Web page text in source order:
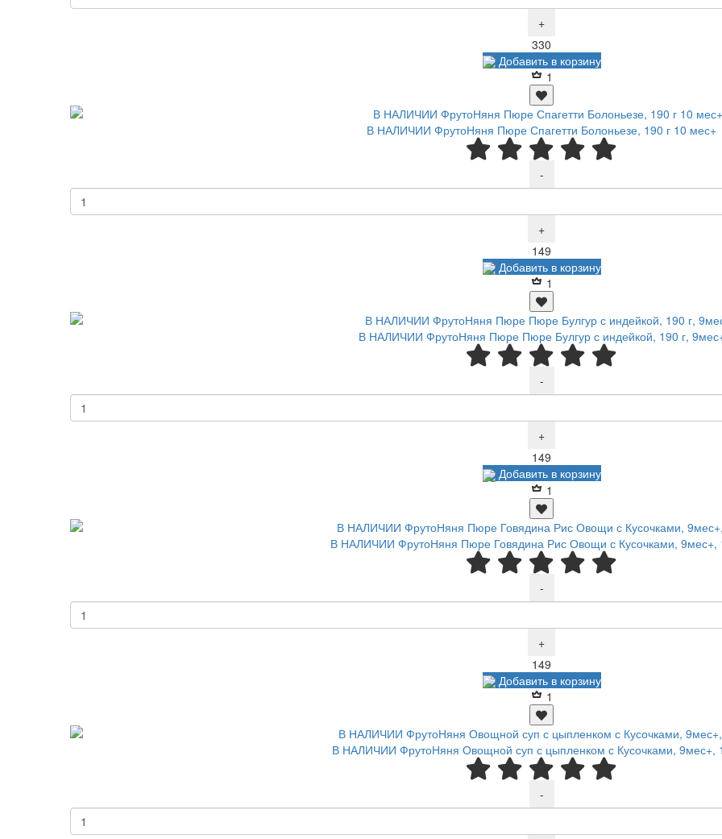
+
330
Добавить в корзину
1
В НАЛИЧИИ ФрутоНяня Пюре Спагетти Болоньезе, 190 г 10 мес+
-
+
149
Добавить в корзину
1
В НАЛИЧИИ ФрутоНяня Пюре Пюре Булгур с индейкой, 190 г,
-
+
149
Добавить в корзину
1
В НАЛИЧИИ ФрутоНяня Пюре Говядина Рис Овощи с Кусочками, 9мес+,
-
+
149
Добавить в корзину
1
В НАЛИЧИИ ФрутоНяня Овощной суп с цыпленком с Кусочками, 9мес+,
-